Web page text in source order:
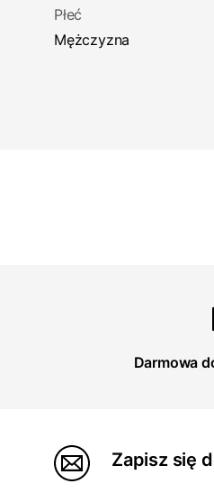
Płeć
Mężczyzna
Darmowa
Zapisz się